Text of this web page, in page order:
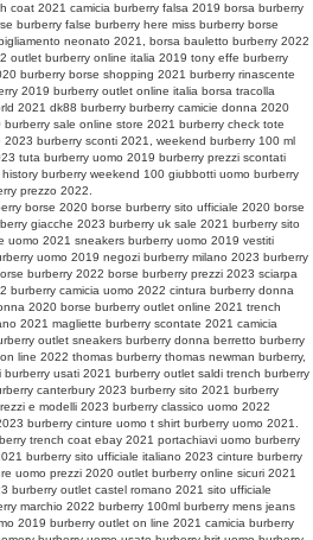
coat 2021 camicia burberry falsa 2019 borsa burberry
burberry false burberry here miss burberry borse
neonato 2021, borsa bauletto burberry 2022
outlet burberry online italia 2019 tony effe burberry
burberry borse shopping 2021 burberry rinascente
2019 burberry outlet online italia borsa tracolla
2021 dk88 burberry burberry camicie donna 2020
sale online store 2021 burberry check tote
burberry sconti 2021, weekend burberry 100 ml
tuta burberry uomo 2019 burberry prezzi scontati
burberry weekend 100 giubbotti uomo burberry
prezzo 2022.
borse 2020 borse burberry sito ufficiale 2020 borse
giacche 2023 burberry uk sale 2021 burberry sito
uomo 2021 sneakers burberry uomo 2019 vestiti
uomo 2019 negozi burberry milano 2023 burberry
burberry 2022 borse burberry prezzi 2023 sciarpa
burberry camicia uomo 2022 cintura burberry donna
2020 borse burberry outlet online 2021 trench
2021 magliette burberry scontate 2021 camicia
outlet sneakers burberry donna berretto burberry
line 2022 thomas burberry thomas newman burberry,
burberry usati 2021 burberry outlet saldi trench burberry
canterbury 2023 burberry sito 2021 burberry
e modelli 2023 burberry classico uomo 2022
burberry cinture uomo t shirt burberry uomo 2021.
trench coat ebay 2021 portachiavi uomo burberry
burberry sito ufficiale italiano 2023 cinture burberry
uomo prezzi 2020 outlet burberry online sicuri 2021
burberry outlet castel romano 2021 sito ufficiale
marchio 2022 burberry 100ml burberry mens jeans
2019 burberry outlet on line 2021 camicia burberry